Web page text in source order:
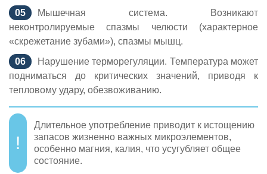
Мышечная система. Возникают
неконтролируемые спазмы челюсти (характерное
«скрежетание зубами»), спазмы мышц.
Нарушение терморегуляции. Температура может
подниматься до критических значений, приводя к
тепловому удару, обезвоживанию.
Длительное употребление приводит к истощению
запасов жизненно важных микроэлементов,
особенно магния, калия, что усугубляет общее
состояние.